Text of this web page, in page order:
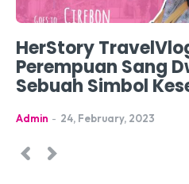
HerStory
Perempuan Sang
Sebuah Simbol
Admin - 24, February, 2023